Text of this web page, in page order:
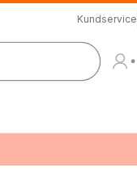
Kundservice